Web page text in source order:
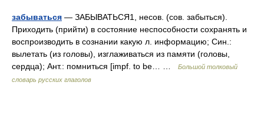
забываться — ЗАБЫВАТЬСЯ1, несов. (сов. забыться).
Приходить (прийти) в состояние неспособности сохранять и
воспроизводить в сознании какую л. информацию; Син.:
вылетать (из головы), изглаживаться из памяти (головы,
сердца); Ант.: помниться [impf. to be… …
Большой толковый
словарь русских глаголов